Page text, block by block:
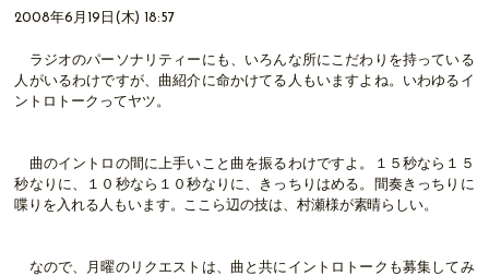
2008年6月19日(木) 18:57
ラジオのパーソナリティーにも、いろんな所にこだわりを持っている
人がいるわけですが、曲紹介に命かけてる人もいますよね。いわゆるイ
ントロトークってヤツ。
曲のイントロの間に上手いこと曲を振るわけですよ。１５秒なら１５
秒なりに、１０秒なら１０秒なりに、きっちりはめる。間奏きっちりに
喋りを入れる人もいます。ここら辺の技は、村瀬様が素晴らしい。
なので、月曜のリクエストは、曲と共にイントロトークも募集してみ